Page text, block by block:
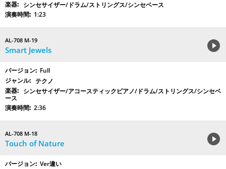
シンセサイザー/ドラム/ストリングス/シンセベース
1:23
AL-708 M-19
Smart Jewels
Full
テクノ
シンセサイザー/アコースティックピアノ/ドラム/ストリングス/シンセベ
ース
2:36
AL-708 M-18
Touch of Nature
Ver違い